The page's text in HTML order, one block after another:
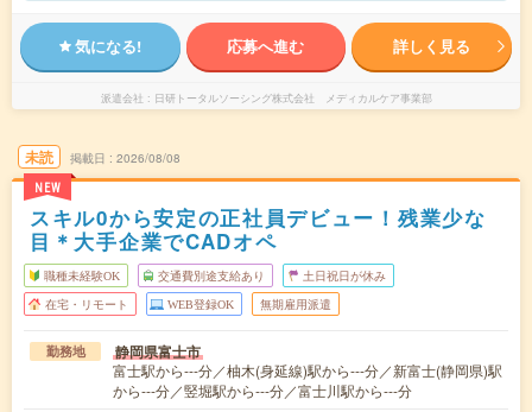
気になる! 応募へ進む 詳しく見る
派遣会社 日研トータルソーシング株式会社 メディカルケア事業部
未読
NEW
掲載日 2026/08/08
スキル0から安定の正社員デビュー！残業少な
目＊大手企業でCADオペ
職種未経験OK 交通費別途支給あり 土日祝日が休み
在宅・リモート WEB登録OK 無期雇用派遣
勤務地 静岡県富士市
富士駅から---分／柚木(身延線)駅から---分／新富士(静岡県)駅
から---分／竪堀駅から---分／富士川駅から---分